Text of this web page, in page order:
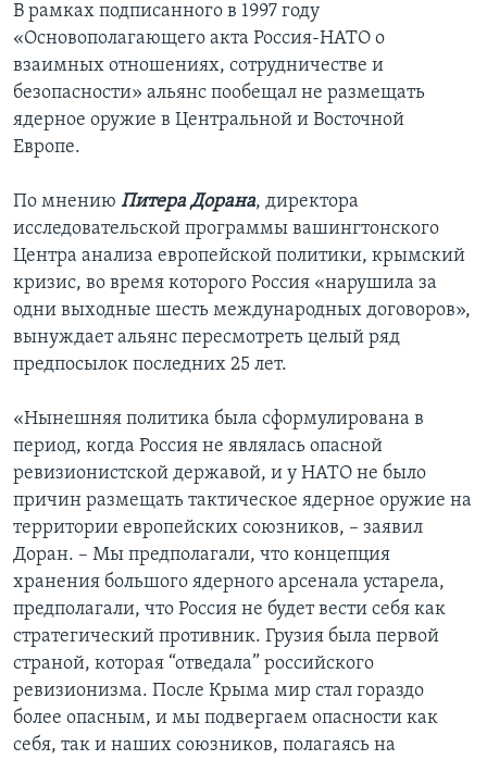
В рамках подписанного в 1997 году
«Основополагающего акта Россия-НАТО о
взаимных отношениях, сотрудничестве и
безопасности» альянс пообещал не размещать
ядерное оружие в Центральной и Восточной
Европе.
По мнению Питера Дорана, директора
исследовательской программы вашингтонского
Центра анализа европейской политики, крымский
кризис, во время которого Россия «нарушила за
одни выходные шесть международных договоров»,
вынуждает альянс пересмотреть целый ряд
предпосылок последних 25 лет.
«Нынешняя политика была сформулирована в
период, когда Россия не являлась опасной
ревизионистской державой, и у НАТО не было
причин размещать тактическое ядерное оружие на
территории европейских союзников, – заявил
Доран. – Мы предполагали, что концепция
хранения большого ядерного арсенала устарела,
предполагали, что Россия не будет вести себя как
стратегический противник. Грузия была первой
страной, которая “отведала” российского
ревизионизма. После Крыма мир стал гораздо
более опасным, и мы подвергаем опасности как
себя, так и наших союзников, полагаясь на